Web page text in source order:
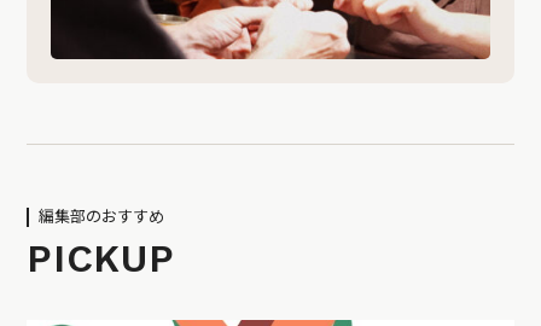
編集部のおすすめ
PICKUP